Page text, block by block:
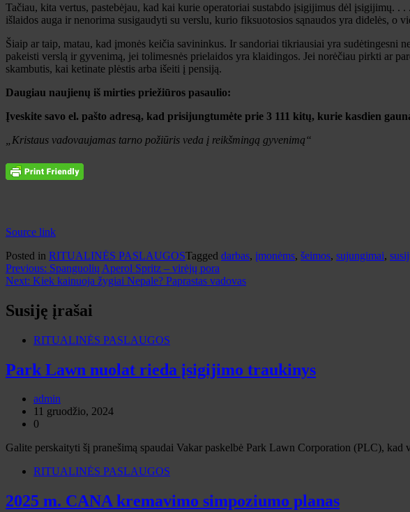
Tačiau, kita vertus, pastebėjau, kad kai kurie operatoriai sustabdo įsigijimus dėl įsigijimų.
išlaidos auga ir nenorima susigaudyti su verslu, kurio fiksuotosios sąnaudos yra didelės, o
Šiaip ar taip, matau, kad įmonės keičia savininkus. Ir sandoriai tikriausiai yra
pakeisti verslą ir gyvenimą, jei tolimesnės prielaidos yra klaidingos. Jei norėčiau pirkti ar
skambutis, kai ketinate plėstis arba išeiti į pensiją.
Daugiau naujienų iš mirties priežiūros pasaulio:
Įveskite savo el. pašto adresą, kad prisijungtumėte prie 3 111 kitų, kurie kasdien
„Kristaus vadovaujamas tarno požiūris veda į reikšmingą gyvenimą“
Source link
Posted in RITUALINĖS PASLAUGOSTagged darbas, įmonėms, šeimos, sujungimai,
Navigacija
tarp
įrašų
Previous: Spanguolių Aperol Spritz – virėjų pora
Next: Kiek kainuoja žygiai Nepale? Paprastas vadovas
Susiję įrašai
RITUALINĖS PASLAUGOS
Park Lawn nuolat rieda įsigijimo traukinys
admin
11 gruodžio, 2024
0
Galite perskaityti šį pranešimą spaudai Vakar paskelbė Park Lawn Corporation (PLC),
RITUALINĖS PASLAUGOS
2025 m. CANA kremavimo simpoziumo planas